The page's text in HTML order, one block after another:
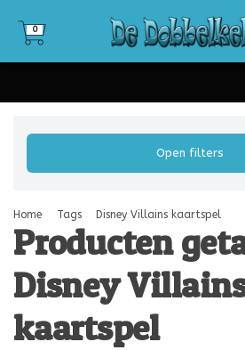
0
0
Open filters
Home Tags Disney Villains kaartspel
Producten
Disney
kaartspel